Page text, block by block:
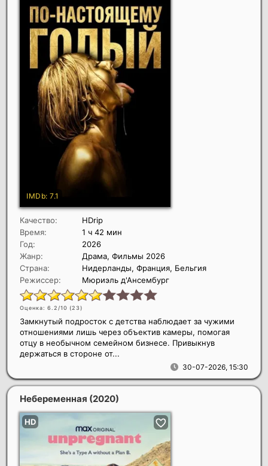
Качество:
HDrip
Время:
1 ч 42 мин
Год:
2026
Жанр:
Драма, Фильмы 2026
Страна:
Нидерланды, Франция, Бельгия
Режиссер:
Мюриэль д'Ансембург
Оценка: 6.2/10 (23)
30-07-2026, 15:30
Замкнутый подросток с детства наблюдает за чужими
отношениями лишь через объектив камеры, помогая
отцу в необычном семейном бизнесе. Привыкнув
держаться в стороне от...
Небеременная (2020)